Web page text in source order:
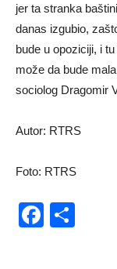
jer ta stranka
danas izgubio,
bude u opoziciji, i
može da bude
sociolog Dragomir
Autor: RTRS
Foto: RTRS